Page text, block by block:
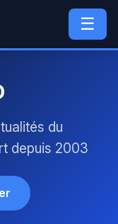
☰
du
depuis 2003